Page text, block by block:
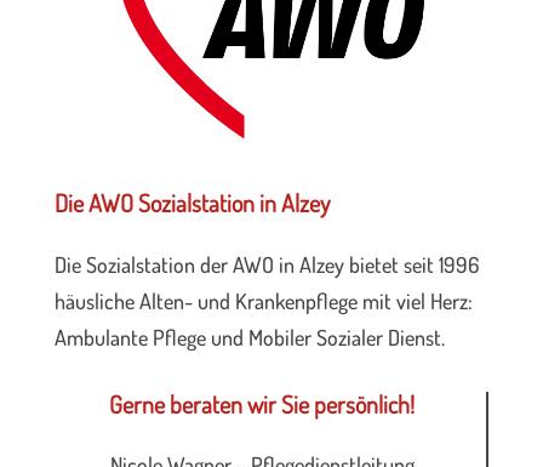
Die AWO Sozialstation in Alzey
Die Sozialstation der AWO in Alzey bietet seit 1996
häusliche Alten- und Krankenpflege mit viel Herz:
Ambulante Pflege und Mobiler Sozialer Dienst.
Gerne beraten wir Sie persönlich!